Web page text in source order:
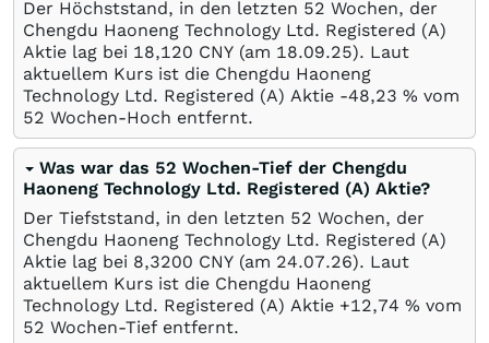
Der Höchststand, in den letzten 52 Wochen, der
Chengdu Haoneng Technology Ltd. Registered (A)
Aktie lag bei 18,120 CNY (am 18.09.25). Laut
aktuellem Kurs ist die Chengdu Haoneng
Technology Ltd. Registered (A) Aktie -48,23 % vom
52 Wochen-Hoch entfernt.
Was war das 52 Wochen-Tief der Chengdu
Haoneng Technology Ltd. Registered (A) Aktie?
Der Tiefststand, in den letzten 52 Wochen, der
Chengdu Haoneng Technology Ltd. Registered (A)
Aktie lag bei 8,3200 CNY (am 24.07.26). Laut
aktuellem Kurs ist die Chengdu Haoneng
Technology Ltd. Registered (A) Aktie +12,74 % vom
52 Wochen-Tief entfernt.